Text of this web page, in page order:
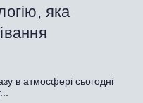
яка
в атмосфері сьогодні